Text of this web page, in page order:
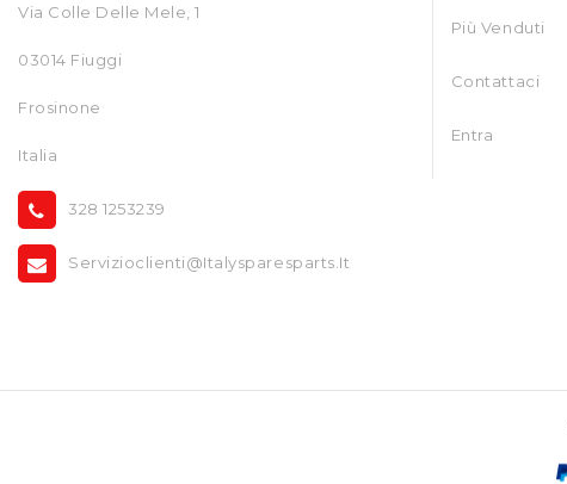
Via Colle Delle Mele, 1
03014 Fiuggi
Frosinone
Italia
328 1253239
Servizioclienti@italysparesparts.it
Più Venduti
Contattaci
Entra